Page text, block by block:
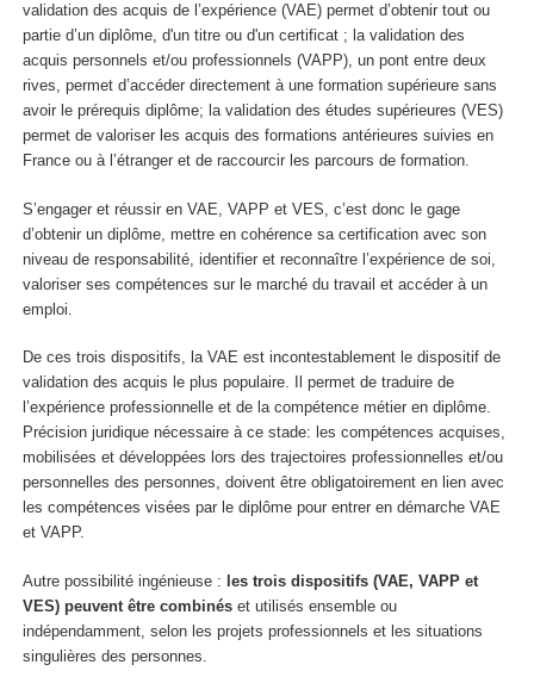
validation des acquis de l’expérience (VAE) permet d’obtenir tout ou
partie d’un diplôme, d'un titre ou d'un certificat ; la validation des
acquis personnels et/ou professionnels (VAPP), un pont entre deux
rives, permet d’accéder directement à une formation supérieure sans
avoir le prérequis diplôme; la validation des études supérieures (VES)
permet de valoriser les acquis des formations antérieures suivies en
France ou à l’étranger et de raccourcir les parcours de formation.
S’engager et réussir en VAE, VAPP et VES, c’est donc le gage
d’obtenir un diplôme, mettre en cohérence sa certification avec son
niveau de responsabilité, identifier et reconnaître l’expérience de soi,
valoriser ses compétences sur le marché du travail et accéder à un
emploi.
De ces trois dispositifs, la VAE est incontestablement le dispositif de
validation des acquis le plus populaire. Il permet de traduire de
l’expérience professionnelle et de la compétence métier en diplôme.
Précision juridique nécessaire à ce stade: les compétences acquises,
mobilisées et développées lors des trajectoires professionnelles et/ou
personnelles des personnes, doivent être obligatoirement en lien avec
les compétences visées par le diplôme pour entrer en démarche VAE
et VAPP.
Autre possibilité ingénieuse : les trois dispositifs (VAE, VAPP et
VES) peuvent être combinés et utilisés ensemble ou
indépendamment, selon les projets professionnels et les situations
singulières des personnes.